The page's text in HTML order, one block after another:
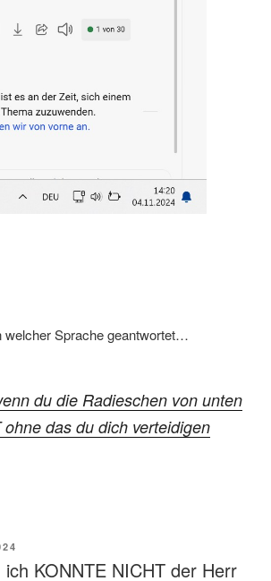
welcher Sprache geantwortet…
du die Radieschen von unten
das du dich verteidigen
KONNTE NICHT der Herr